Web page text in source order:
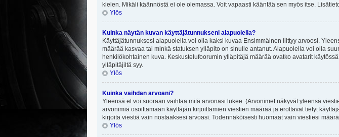
kielen. Mikäli käännöstä ei ole olemassa. Voit vapaasti kääntää sen myös itse.
Ylös
Kuinka näytän kuvan käyttäjätunnukseni alapuolella?
Käyttäjätunnuksesi alapuolella voi olla kaksi kuvaa Ensimmäinen liittyy arvoosi.
määrää kasvaa tai minkä statuksen ylläpito on sinulle antanut. Alapuolella voi olla
henkilökohtainen kuva. Keskustelufoorumin ylläpitäjä määrää ovatko avatarit
ylläpitäjiltä syy.
Ylös
Kuinka vaihdan arvoani?
Yleensä et voi suoraan vaihtaa mitä arvonasi lukee. (Arvonimet näkyvät yleensä
arvonimiä osoittamaan käyttäjän kirjoittamien viestien määrää ja erottavat tietyt
kirjoita viestiä vain nostaaksesi arvoasi. Todennäköisesti huomaat vain viestiesi
Ylös